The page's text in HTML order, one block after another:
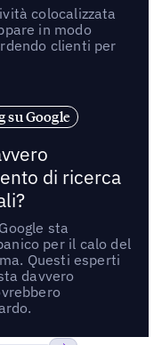
colocalizzata
in modo
clienti per
su Google
di ricerca
sta
per il calo del
Questi esperti
davvero